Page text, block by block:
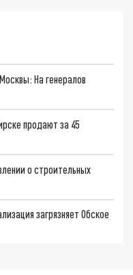
На генералов
продают за 45
о строительных
загрязняет Обское